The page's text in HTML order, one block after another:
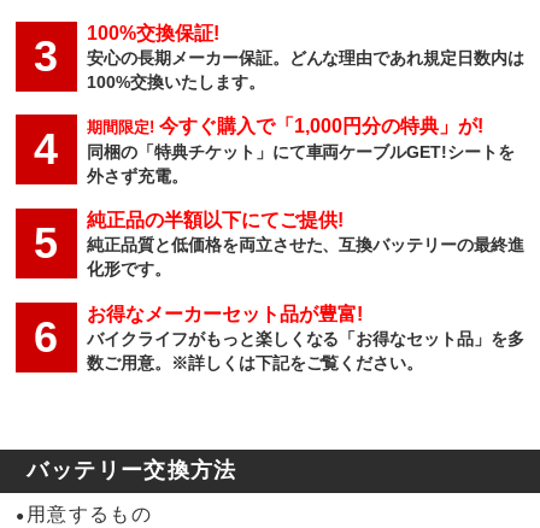
3 100%交換保証!
安心の長期メーカー保証。どんな理由であれ規定日数内は
100%交換いたします。
4 期間限定!今すぐ購入で「1,000円分の特典」が!
同梱の「特典チケット」にて車両ケーブルGET!シートを
外さず充電。
5 純正品の半額以下にてご提供!
純正品質と低価格を両立させた、互換バッテリーの最終進
化形です。
6 お得なメーカーセット品が豊富!
バイクライフがもっと楽しくなる「お得なセット品」を多
数ご用意。※詳しくは下記をご覧ください。
バッテリー交換方法
● 用意するもの